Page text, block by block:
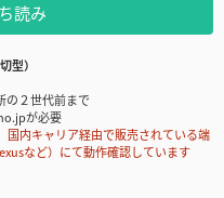
読み
型）
の２世代前まで
が必要
内キャリア経由で販売されている端
など）にて動作確認しています